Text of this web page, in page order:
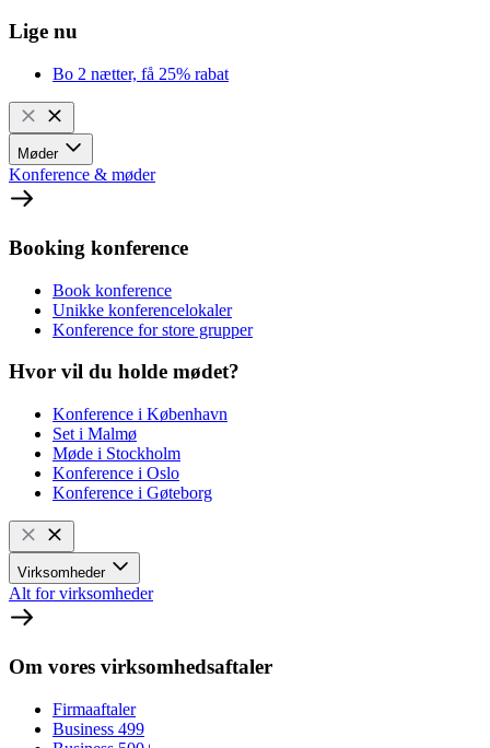
Lige nu
Bo 2 nætter, få 25% rabat
Møder
Konference & møder
Booking konference
Book konference
Unikke konferencelokaler
Konference for store grupper
Hvor vil du holde mødet?
Konference i København
Set i Malmø
Møde i Stockholm
Konference i Oslo
Konference i Gøteborg
Virksomheder
Alt for virksomheder
Om vores virksomhedsaftaler
Firmaaftaler
Business 499